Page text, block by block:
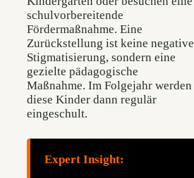
schulvorbereitende
Fördermaßnahme. Eine
Zurückstellung ist keine negative
Stigmatisierung, sondern eine
gezielte pädagogische
Maßnahme. Im Folgejahr werden
diese Kinder dann regulär
eingeschult.
Expert Insight: